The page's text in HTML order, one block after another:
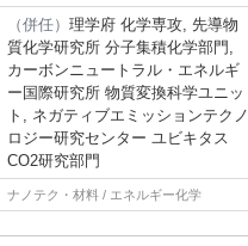
（併任） 理学府 化学専攻, 先導物
質化学研究所 分子集積化学部門,
カーボンニュートラル・エネルギ
ー国際研究所 物質変換科学ユニッ
ト, ネガティブエミッションテクノ
ロジー研究センター ユビキタス
CO2研究部門
ナノテク・材料 / エネルギー化学